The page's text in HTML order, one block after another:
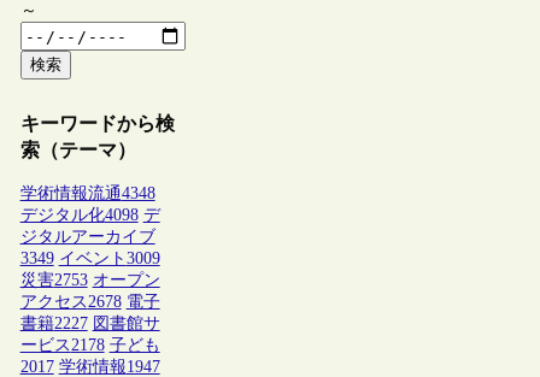
～
検索
キーワードから検
索（テーマ）
学術情報流通4348
デジタル化4098 デ
ジタルアーカイブ
3349 イベント 3009
災害2753 オープン
アクセス2678 電子
書籍2227 図書館サ
ービス2178 子ども
2017 学術情報1947